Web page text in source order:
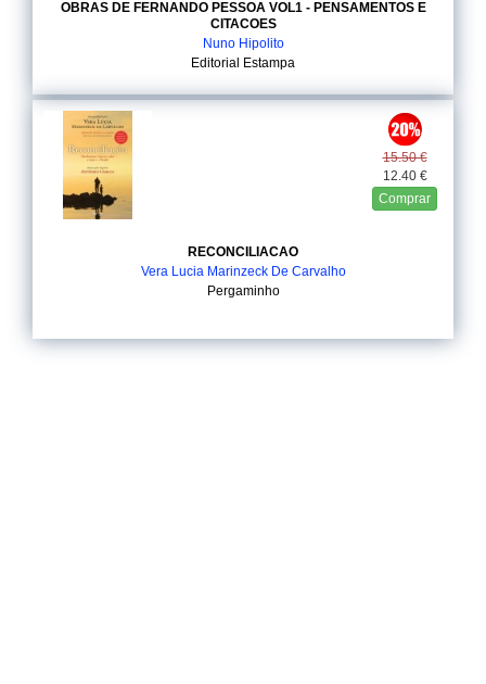
OBRAS DE FERNANDO PESSOA VOL1 - PENSAMENTOS E
CITACOES
Nuno Hipolito
Editorial Estampa
15.50 €
12.40 €
Comprar
RECONCILIACAO
Vera Lucia Marinzeck De Carvalho
Pergaminho